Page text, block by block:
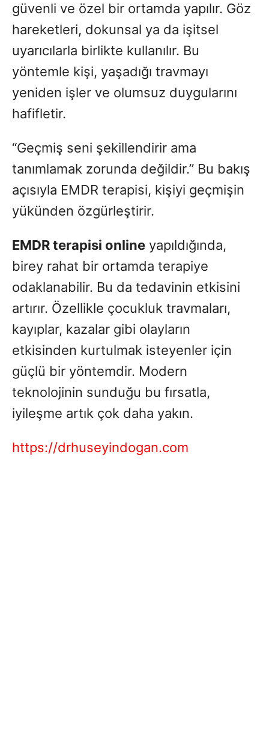
güvenli ve özel bir ortamda yapılır. Göz
hareketleri, dokunsal ya da işitsel
uyarıcılarla birlikte kullanılır. Bu
yöntemle kişi, yaşadığı travmayı
yeniden işler ve olumsuz duygularını
hafifletir.
“Geçmiş seni şekillendirir ama
tanımlamak zorunda değildir.” Bu bakış
açısıyla EMDR terapisi, kişiyi geçmişin
yükünden özgürleştirir.
EMDR terapisi online yapıldığında,
birey rahat bir ortamda terapiye
odaklanabilir. Bu da tedavinin etkisini
artırır. Özellikle çocukluk travmaları,
kayıplar, kazalar gibi olayların
etkisinden kurtulmak isteyenler için
güçlü bir yöntemdir. Modern
teknolojinin sunduğu bu fırsatla,
iyileşme artık çok daha yakın.
https://drhuseyindogan.com